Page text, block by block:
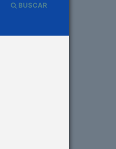
BUSCAR